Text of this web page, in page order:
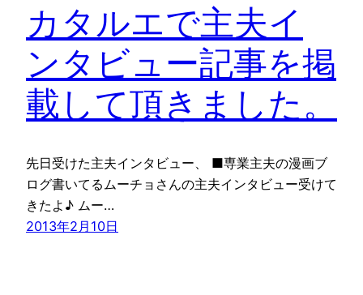
カタルエで主夫イ
ンタビュー記事を掲
載して頂きました。
先日受けた主夫インタビュー、 ■専業主夫の漫画ブ
ログ書いてるムーチョさんの主夫インタビュー受けて
きたよ♪ ムー…
2013年2月10日